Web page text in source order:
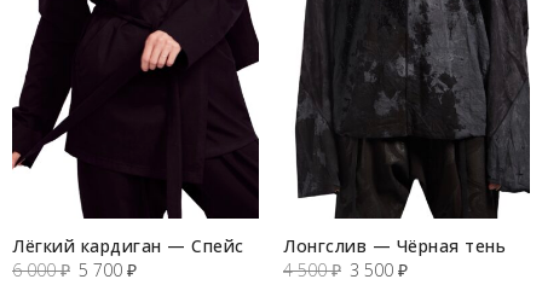
Лёгкий кардиган — Спейс
6 000₽ Первоначальная
5 700 ₽Текущая
Лонгслив — Чёрная тень
4 500₽ Первоначальная
3 500 ₽Текущая